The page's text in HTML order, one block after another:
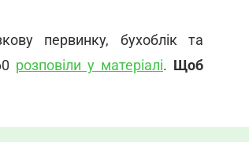
первинку, бухоблік та
розповіли у матеріалі. Щоб